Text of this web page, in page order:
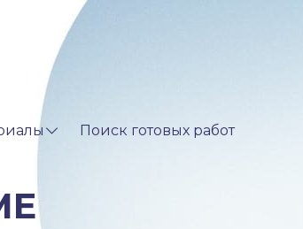
Поиск готовых работ